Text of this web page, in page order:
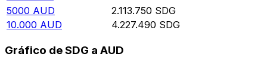
5000 AUD 2.113.750 SDG
10.000 AUD 4.227.490 SDG
Gráfico de SDG a AUD